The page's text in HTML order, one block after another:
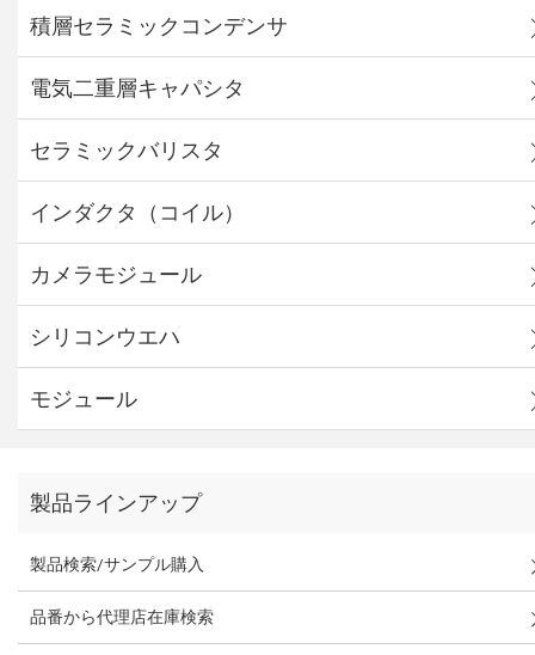
積層セラミックコンデンサ
電気二重層キャパシタ
セラミックバリスタ
インダクタ（コイル）
カメラモジュール
シリコンウエハ
モジュール
製品ラインアップ
製品検索/サンプル購入
品番から代理店在庫検索